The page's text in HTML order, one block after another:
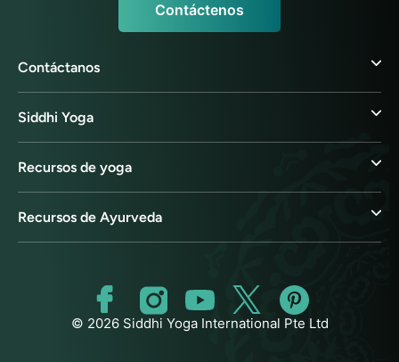
Contáctenos
Contáctanos
Siddhi Yoga
Recursos de yoga
Recursos de Ayurveda
© 2026 Siddhi Yoga International Pte Ltd